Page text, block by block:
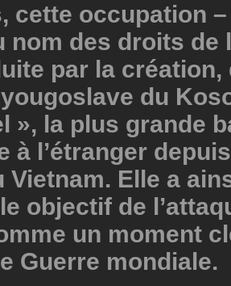
cette occupation
nom des droits de
par la création,
du
», la plus grande
à l’étranger
Vietnam. Elle a
objectif de
un moment
Guerre mondiale.